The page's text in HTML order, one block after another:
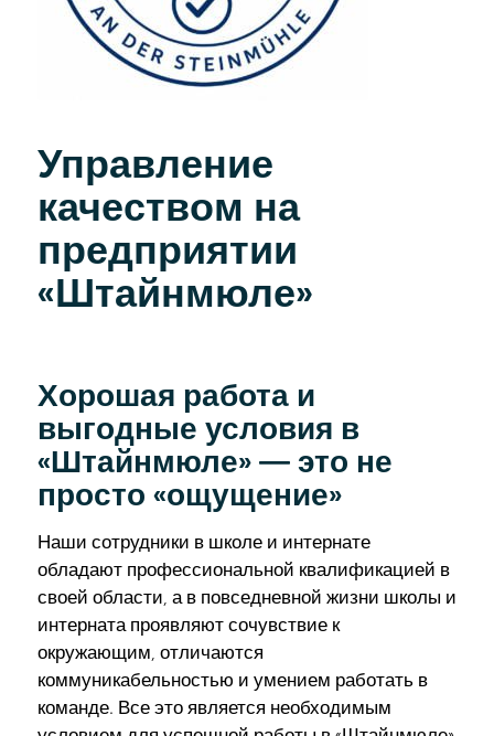
Управление
качеством на
предприятии
«Штайнмюле»
Хорошая работа и
выгодные условия в
«Штайнмюле» — это не
просто «ощущение»
Наши сотрудники в школе и интернате
обладают профессиональной квалификацией в
своей области, а в повседневной жизни школы и
интерната проявляют сочувствие к
окружающим, отличаются
коммуникабельностью и умением работать в
команде. Все это является необходимым